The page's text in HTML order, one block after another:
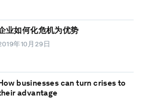
业如何化危机为优势
年10月29日
businesses can turn crises to
advantage